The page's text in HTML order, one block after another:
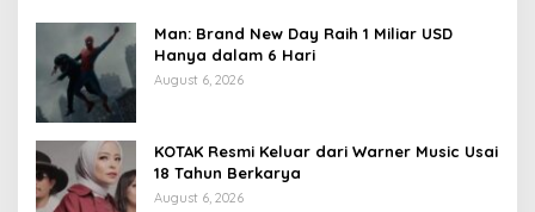
Man: Brand New Day Raih 1 Miliar USD
Hanya dalam 6 Hari
August 6, 2026
KOTAK Resmi Keluar dari Warner Music Usai
18 Tahun Berkarya
August 6, 2026